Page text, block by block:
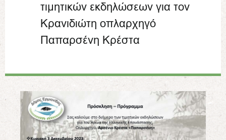
τιμητικών εκδηλώσεων για τον
Κρανιδιώτη οπλαρχηγό
Παπαρσένη Κρέστα